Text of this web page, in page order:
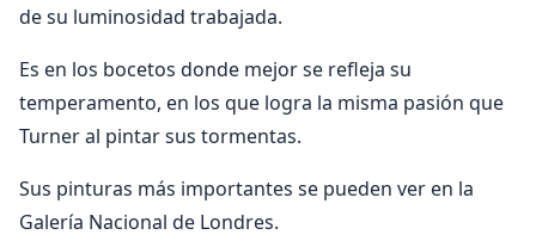
de su luminosidad trabajada.
Es en los bocetos donde mejor se refleja su
temperamento, en los que logra la misma pasión que
Turner al pintar sus tormentas.
Sus pinturas más importantes se pueden ver en la
Galería Nacional de Londres.